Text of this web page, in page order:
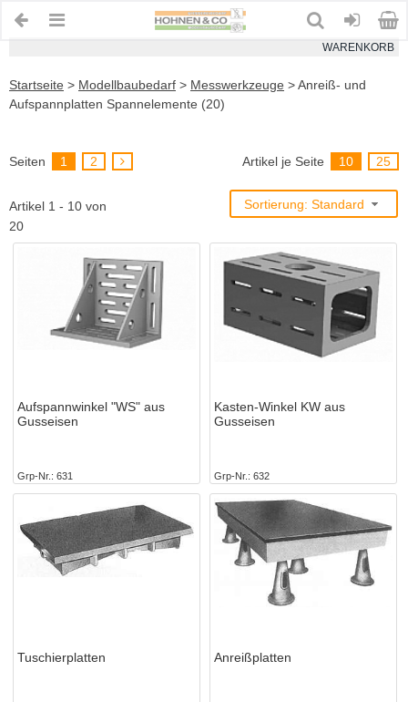
WARENKORB
Startseite > Modellbaubedarf > Messwerkzeuge >Anreiß- und
Aufspannplatten Spannelemente (20)
Seiten 1 2 Artikel je Seite 10 25
Artikel 1 - 10 von
20
Sortierung: Standard
Aufspannwinkel "WS" aus
Gusseisen
Grp-Nr. 631
Kasten-Winkel KW aus
Gusseisen
Grp-Nr. 632
Tuschierplatten Anreißplatten